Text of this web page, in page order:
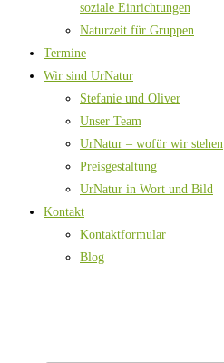
soziale Einrichtungen
Naturzeit für Gruppen
Termine
Wir sind UrNatur
Stefanie und Oliver
Unser Team
UrNatur – wofür wir stehen
Preisgestaltung
UrNatur in Wort und Bild
Kontakt
Kontaktformular
Blog